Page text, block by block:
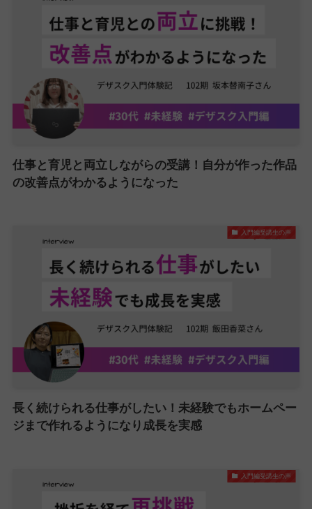
仕事と育児と両立しながらの受講！自分が作った作品
の改善点がわかるようになった
入門編受講生の声
長く続けられる仕事がしたい！未経験でもホームペー
ジまで作れるようになり成長を実感
入門編受講生の声